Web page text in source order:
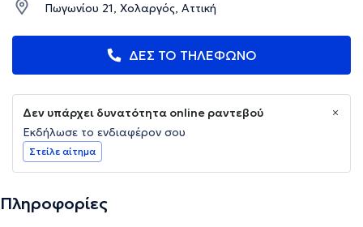
Πωγωνίου 21, Χολαργός, Αττική
ΔΕΣ ΤΟ ΤΗΛΕΦΩΝΟ
Δεν υπάρχει δυνατότητα online ραντεβού
Εκδήλωσε το ενδιαφέρον σου
Στείλε αίτημα
Πληροφορίες